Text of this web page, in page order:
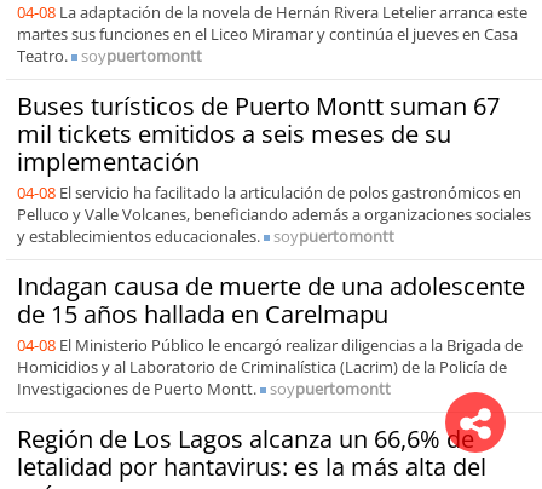
04-08 La adaptación de la novela de Hernán Rivera Letelier arranca este
martes sus funciones en el Liceo Miramar y continúa el jueves en Casa
Teatro.
soypuertomontt
Buses turísticos de Puerto Montt suman 67
mil tickets emitidos a seis meses de su
implementación
04-08 El servicio ha facilitado la articulación de polos gastronómicos en
Pelluco y Valle Volcanes, beneficiando además a organizaciones sociales
y establecimientos educacionales.
soypuertomontt
Indagan causa de muerte de una adolescente
de 15 años hallada en Carelmapu
04-08 El Ministerio Público le encargó realizar diligencias a la Brigada de
Homicidios y al Laboratorio de Criminalística (Lacrim) de la Policía de
Investigaciones de Puerto Montt.
soypuertomontt
Región de Los Lagos alcanza un 66,6% de
letalidad por hantavirus: es la más alta del